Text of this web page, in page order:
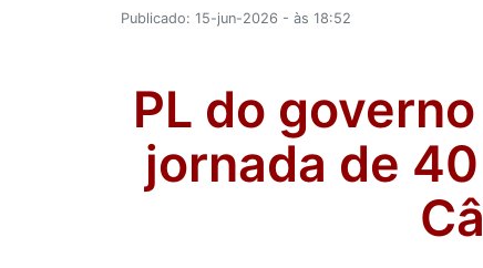
Publicado: 15-jun-2026 - às 18:52
PL do
jornada de